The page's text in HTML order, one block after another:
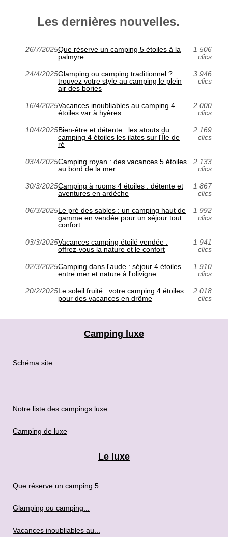
Les dernières nouvelles.
26/7/2025Que réserve un camping 5 étoiles à la
palmyre
1 506
clics
24/4/2025Glamping ou camping traditionnel ?
trouvez votre style au camping le plein
air des bories
3 946
clics
16/4/2025Vacances inoubliables au camping 4
étoiles var à hyères
2 000
clics
10/4/2025Bien-être et détente : les atouts du
camping 4 étoiles les ilates sur l'Île de
ré
2 169
clics
03/4/2025Camping royan : des vacances 5 étoiles
au bord de la mer
2 133
clics
30/3/2025Camping à ruoms 4 étoiles : détente et
aventures en ardèche
1 867
clics
06/3/2025Le pré des sables : un camping haut de
gamme en vendée pour un séjour tout
confort
1 992
clics
03/3/2025Vacances camping étoilé vendée :
offrez-vous la nature et le confort
1 941
clics
02/3/2025Camping dans l'aude : séjour 4 étoiles
entre mer et nature à l'olivigne
1 910
clics
20/2/2025Le soleil fruité : votre camping 4 étoiles
pour des vacances en drôme
2 018
clics
Camping luxe
Schéma site
Notre liste des campings luxe...
Camping de luxe
Le luxe
Que réserve un camping 5...
Glamping ou camping...
Vacances inoubliables au...